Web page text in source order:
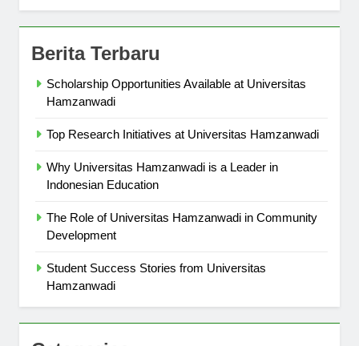
Scholarship Opportunities Available at Universitas
Why Universitas Hamzanwadi is a Leader in
The Role of Universitas Hamzanwadi in Community
Student Success Stories from Universitas